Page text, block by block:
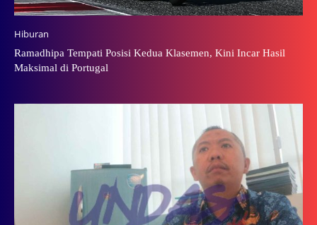
Hiburan
Ramadhipa Tempati Posisi Kedua Klasemen, Kini Incar Hasil
Maksimal di Portugal